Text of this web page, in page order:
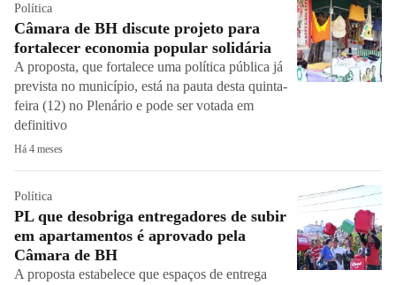
Política
Câmara de BH discute projeto para
fortalecer economia popular solidária
A proposta, que fortalece uma política pública já
prevista no município, está na pauta desta quinta-
feira (12) no Plenário e pode ser votada em
definitivo
Há 4 meses
Política
PL que desobriga entregadores de subir
em apartamentos é aprovado pela
Câmara de BH
A proposta estabelece que espaços de entrega